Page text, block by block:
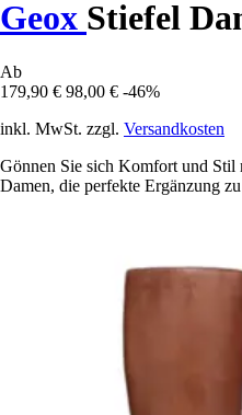
Geox Stiefel
Ab
179,90 € 98,00 € -46%
inkl. MwSt. zzgl. Versandkosten
Gönnen Sie sich Komfort und
Damen, die perfekte Ergänzung